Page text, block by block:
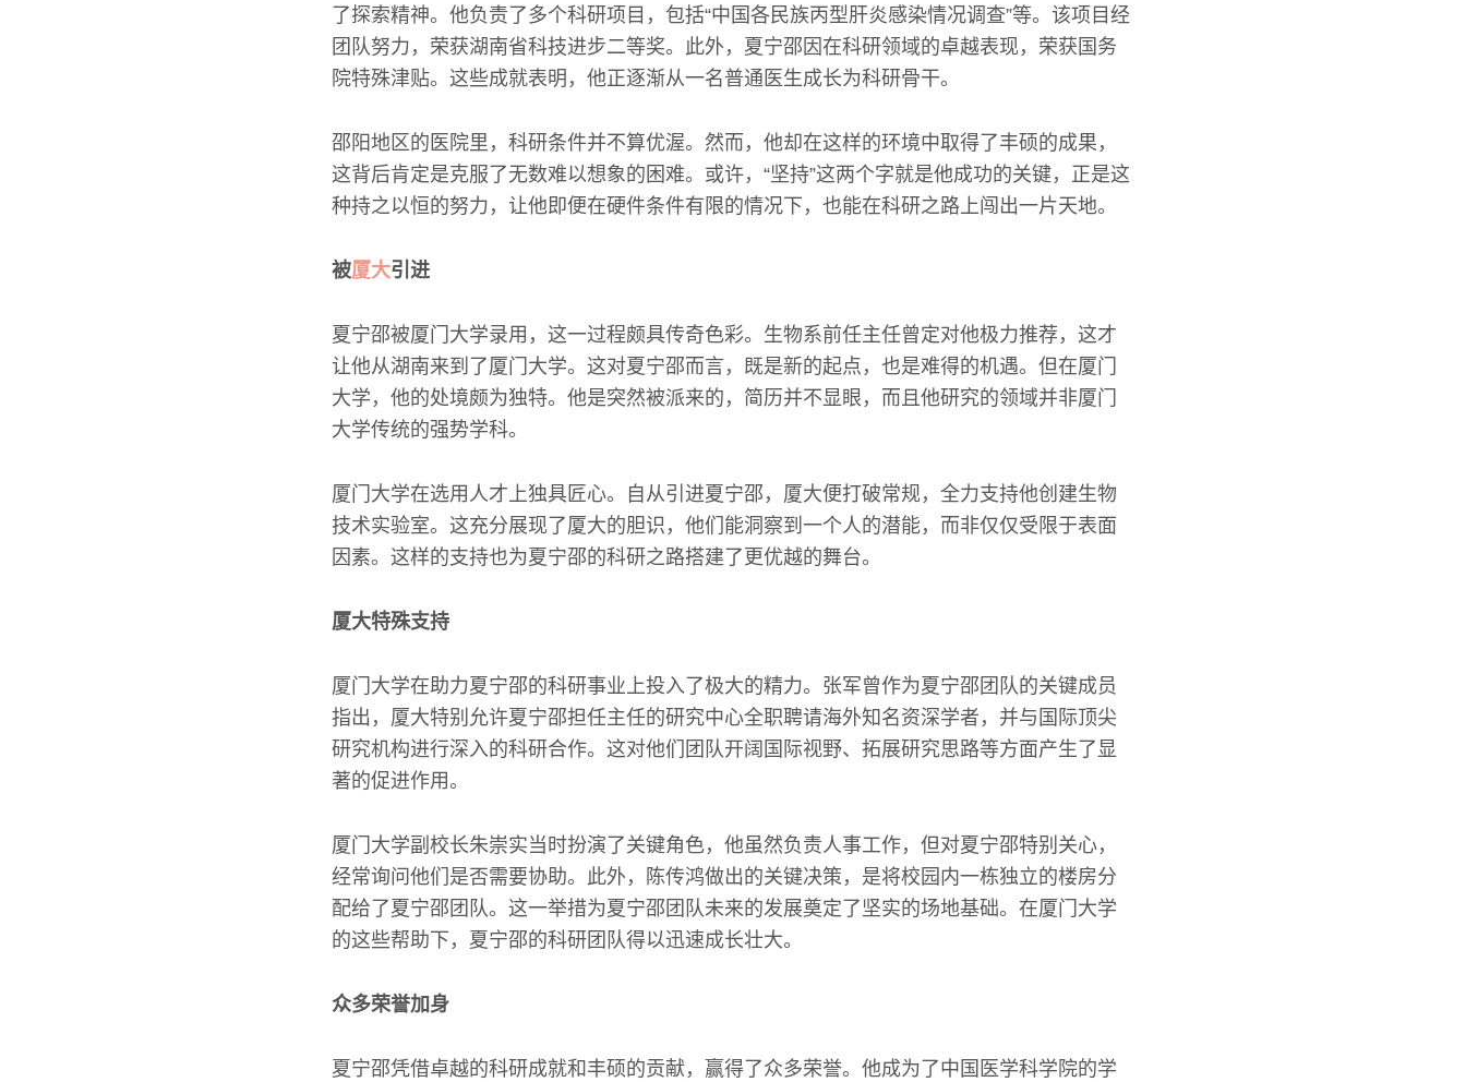
了探索精神。他负责了多个科研项目，包括“中国各民族丙型肝炎感染情况调查”等。该项目经
团队努力，荣获湖南省科技进步二等奖。此外，夏宁邵因在科研领域的卓越表现，荣获国务
院特殊津贴。这些成就表明，他正逐渐从一名普通医生成长为科研骨干。
邵阳地区的医院里，科研条件并不算优渥。然而，他却在这样的环境中取得了丰硕的成果，
这背后肯定是克服了无数难以想象的困难。或许，“坚持”这两个字就是他成功的关键，正是这
种持之以恒的努力，让他即便在硬件条件有限的情况下，也能在科研之路上闯出一片天地。
被厦大引进
夏宁邵被厦门大学录用，这一过程颇具传奇色彩。生物系前任主任曾定对他极力推荐，这才
让他从湖南来到了厦门大学。这对夏宁邵而言，既是新的起点，也是难得的机遇。但在厦门
大学，他的处境颇为独特。他是突然被派来的，简历并不显眼，而且他研究的领域并非厦门
大学传统的强势学科。
厦门大学在选用人才上独具匠心。自从引进夏宁邵，厦大便打破常规，全力支持他创建生物
技术实验室。这充分展现了厦大的胆识，他们能洞察到一个人的潜能，而非仅仅受限于表面
因素。这样的支持也为夏宁邵的科研之路搭建了更优越的舞台。
厦大特殊支持
厦门大学在助力夏宁邵的科研事业上投入了极大的精力。张军曾作为夏宁邵团队的关键成员
指出，厦大特别允许夏宁邵担任主任的研究中心全职聘请海外知名资深学者，并与国际顶尖
研究机构进行深入的科研合作。这对他们团队开阔国际视野、拓展研究思路等方面产生了显
著的促进作用。
厦门大学副校长朱崇实当时扮演了关键角色，他虽然负责人事工作，但对夏宁邵特别关心，
经常询问他们是否需要协助。此外，陈传鸿做出的关键决策，是将校园内一栋独立的楼房分
配给了夏宁邵团队。这一举措为夏宁邵团队未来的发展奠定了坚实的场地基础。在厦门大学
的这些帮助下，夏宁邵的科研团队得以迅速成长壮大。
众多荣誉加身
夏宁邵凭借卓越的科研成就和丰硕的贡献，赢得了众多荣誉。他成为了中国医学科学院的学